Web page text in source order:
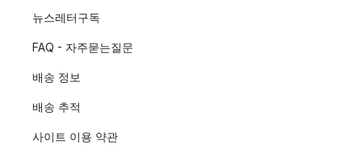
뉴스레터구독
FAQ - 자주묻는질문
배송 정보
배송 추적
사이트 이용 약관